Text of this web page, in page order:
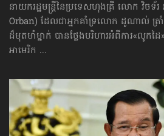
នាយករដ្ឋមន្ត្រីនៃប្រទេសហុងគ្រី លោក វិចទ័
Orban) ដែលជាអ្នកគាំទ្រលោក ដូណាល់ ត្រ
ដ៏មុតមាំម្នាក់ បានថ្លែងបរិហារ​​អំពីការ​​«លូកដៃ»​
អាមេរិក ...